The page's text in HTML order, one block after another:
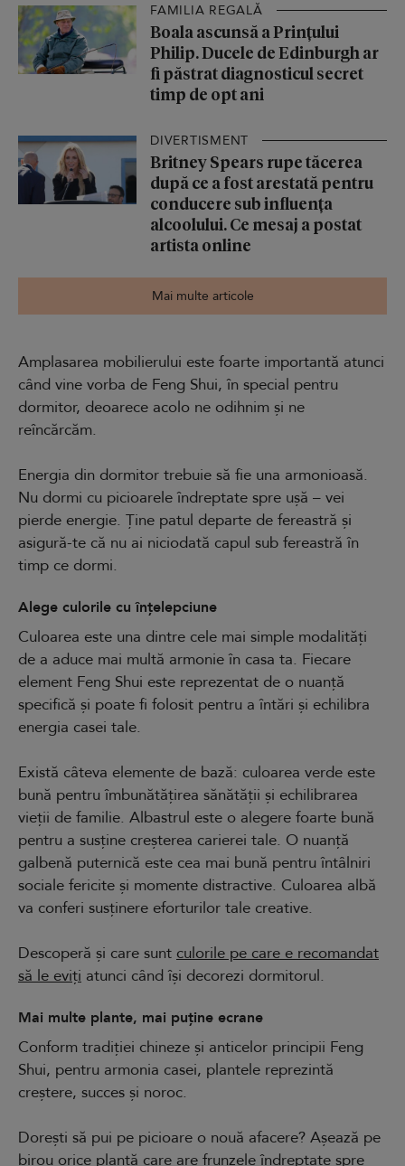
FAMILIA REGALĂ
Boala ascunsă a Prințului
Philip. Ducele de Edinburgh ar
fi păstrat diagnosticul secret
timp de opt ani
DIVERTISMENT
Britney Spears rupe tăcerea
după ce a fost arestată pentru
conducere sub influența
alcoolului. Ce mesaj a postat
artista online
Mai multe articole
Amplasarea mobilierului este foarte importantă atunci
când vine vorba de Feng Shui, în special pentru
dormitor, deoarece acolo ne odihnim și ne
reîncărcăm.
Energia din dormitor trebuie să fie una armonioasă.
Nu dormi cu picioarele îndreptate spre ușă – vei
pierde energie. Ține patul departe de fereastră și
asigură-te că nu ai niciodată capul sub fereastră în
timp ce dormi.
Alege culorile cu înțelepciune
Culoarea este una dintre cele mai simple modalități
de a aduce mai multă armonie în casa ta. Fiecare
element Feng Shui este reprezentat de o nuanță
specifică și poate fi folosit pentru a întări și echilibra
energia casei tale.
Există câteva elemente de bază: culoarea verde este
bună pentru îmbunătățirea sănătății și echilibrarea
vieții de familie. Albastrul este o alegere foarte bună
pentru a susține creșterea carierei tale. O nuanță
galbenă puternică este cea mai bună pentru întâlniri
sociale fericite și momente distractive. Culoarea albă
va conferi susținere eforturilor tale creative.
Descoperă și care sunt culorile pe care e recomandat
să le eviți atunci când își decorezi dormitorul.
Mai multe plante, mai puține ecrane
Conform tradiției chineze și anticelor principii Feng
Shui, pentru armonia casei, plantele reprezintă
creștere, succes și noroc.
Dorești să pui pe picioare o nouă afacere? Așează pe
birou orice plantă care are frunzele îndreptate spre